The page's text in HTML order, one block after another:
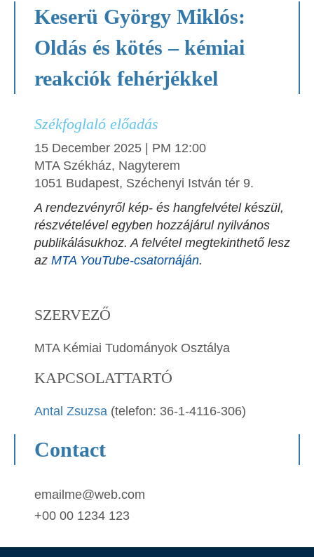
Keserü György Miklós:
Oldás és kötés – kémiai
reakciók fehérjékkel
Székfoglaló előadás
15 December 2025 | PM 12:00
MTA Székház, Nagyterem
1051 Budapest, Széchenyi István tér 9.
A rendezvényről kép- és hangfelvétel készül,
részvételével egyben hozzájárul nyilvános
publikálásukhoz. A felvétel megtekinthető lesz
az MTA YouTube-csatornáján.
SZERVEZŐ
MTA Kémiai Tudományok Osztálya
KAPCSOLATTARTÓ
Antal Zsuzsa (telefon: 36-1-4116-306)
Contact
emailme@web.com
+00 00 1234 123